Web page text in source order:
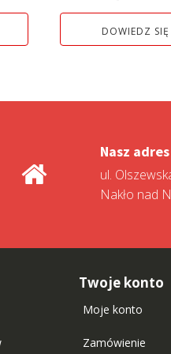
wynosiła:
DOWIEDZ SIĘ
Nasz adres
ul.
Nakło nad
Twoje konto
Moje konto
Zamówienie